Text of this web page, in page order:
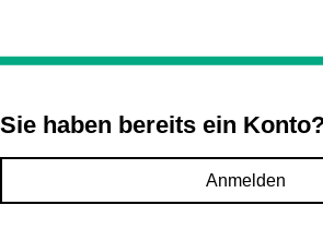
Sie haben bereits ein
Anmelden